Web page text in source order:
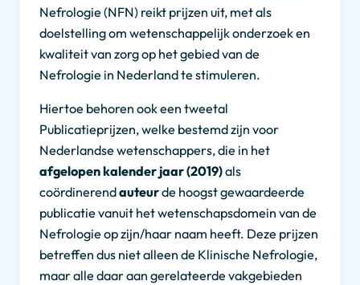
Nefrologie (NFN) reikt prijzen uit, met als
doelstelling om wetenschappelijk onderzoek en
kwaliteit van zorg op het gebied van de
Nefrologie in Nederland te stimuleren.
Hiertoe behoren ook een tweetal
Publicatieprijzen, welke bestemd zijn voor
Nederlandse wetenschappers, die in het
afgelopen kalender jaar (2019)als
coördinerendauteurde hoogst gewaardeerde
publicatie vanuit het wetenschapsdomein van de
Nefrologie op zijn/haar naam heeft. Deze prijzen
betreffen dus niet alleen de Klinische Nefrologie,
maar alle daar aan gerelateerde vakgebieden